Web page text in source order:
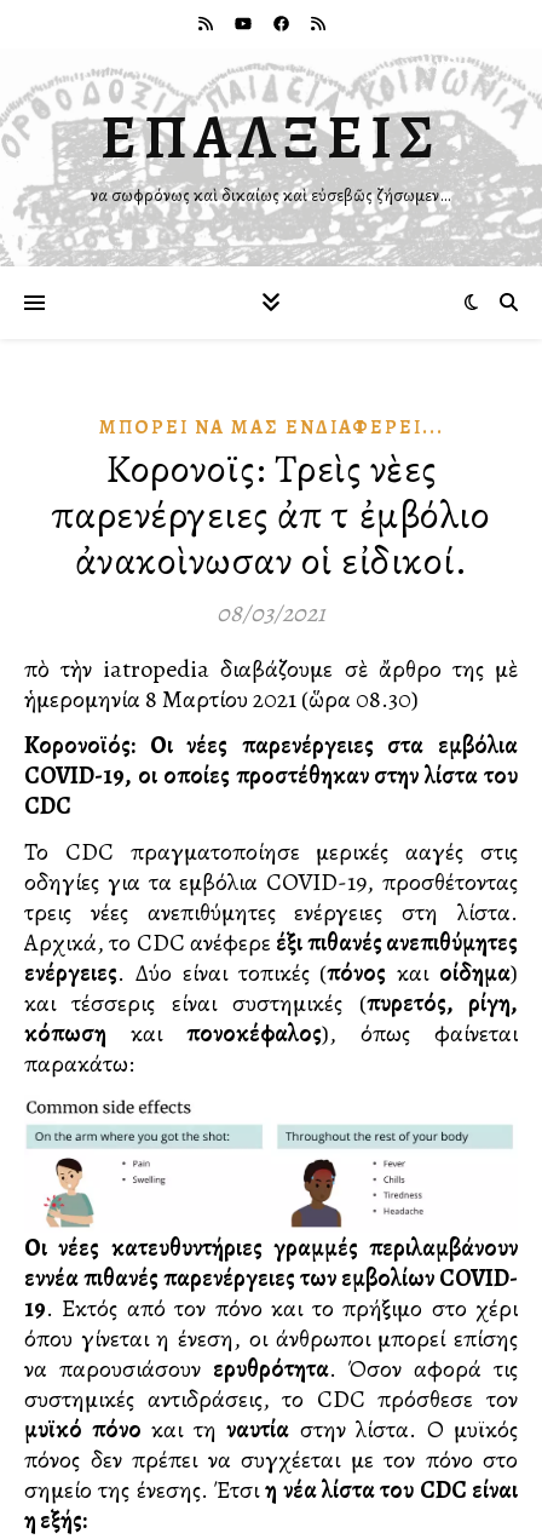
ΕΠΑΛΞΕΙΣ
Ἵνα σωφρόνως καὶ δικαίως καὶ εὐσεβῶς ζήσωμεν…
ΜΠΟΡΕΙ͂ ΝᾺ ΜΑ͂Σ ἘΝΔΙΑΦΈΡΕΙ...
Κορονοϊὸς: Τρεὶς νὲες
παρενέργειες ἀπὸ τὸ ἐμβόλιο
ἀνακοὶνωσαν οἱ εἰδικοί.
08/03/2021
ἡμερομηνία 8 Μαρτίου 2021 (ὥρα 08.30)
Κορονοϊός: Οι νέες παρενέργειες στα εμβόλια
COVID-19, οι οποίες προστέθηκαν στην λίστα του
CDC
Το CDC πραγματοποίησε μερικές αλλαγές στις
οδηγίες για τα εμβόλια COVID-19, προσθέτοντας
τρεις νέες ανεπιθύμητες ενέργειες στη λίστα.
Αρχικά, το CDC ανέφερε έξι πιθανές ανεπιθύμητες
ενέργειες. Δύο είναι τοπικές (πόνος και οίδημα)
και τέσσερις είναι συστημικές (πυρετός, ρίγη,
κόπωση και πονοκέφαλος), όπως φαίνεται
παρακάτω:
Οι νέες κατευθυντήριες γραμμές περιλαμβάνουν
εννέα πιθανές παρενέργειες των εμβολίων COVID-
19. Εκτός από τον πόνο και το πρήξιμο στο χέρι
όπου γίνεται η ένεση, οι άνθρωποι μπορεί επίσης
να παρουσιάσουν ερυθρότητα. Όσον αφορά τις
συστημικές αντιδράσεις, το CDC πρόσθεσε τον
μυϊκό πόνο και τη ναυτία στην λίστα. Ο μυϊκός
πόνος δεν πρέπει να συγχέεται με τον πόνο στο
σημείο της ένεσης. Έτσιη νέα λίστα του CDC είναι
η εξής: